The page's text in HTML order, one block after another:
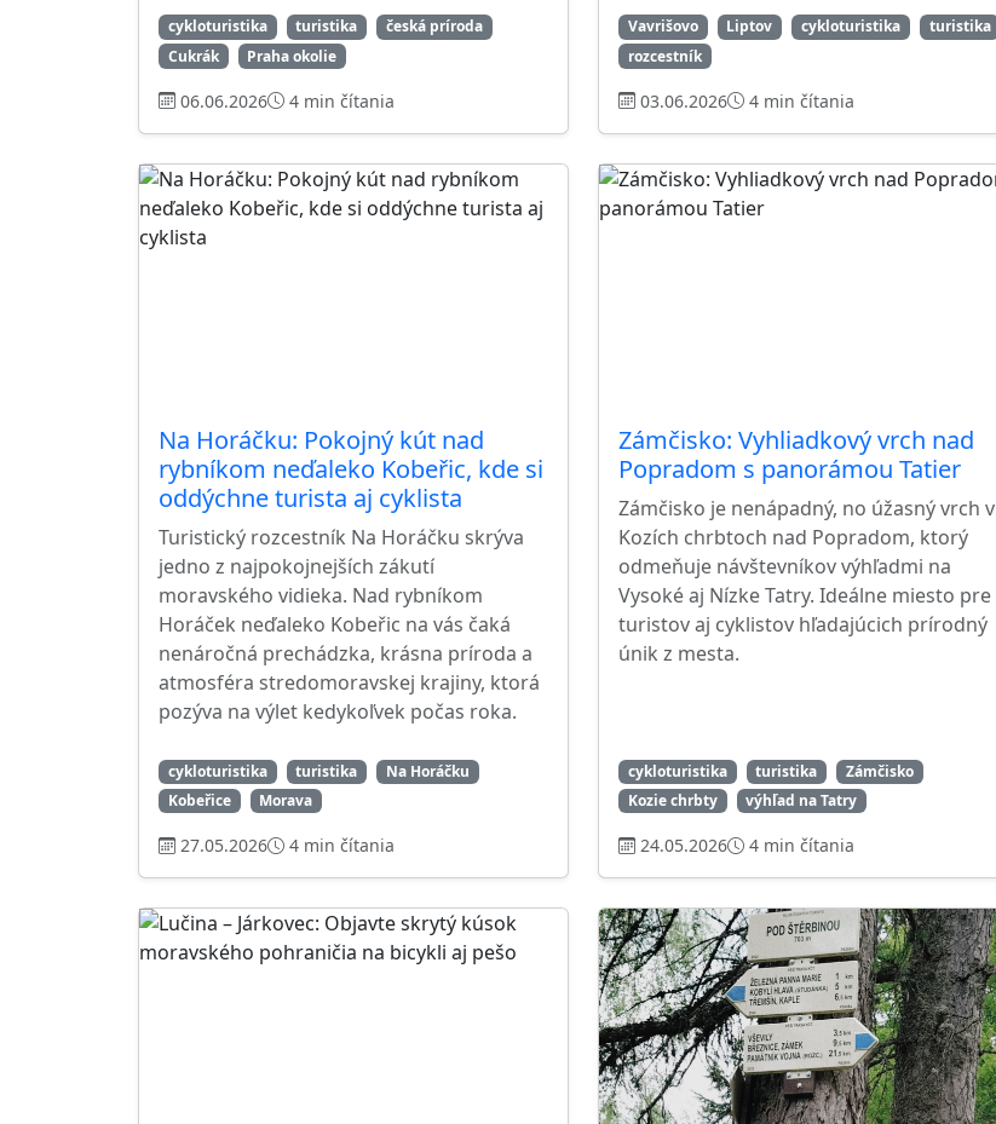
cykloturistika turistika
česká príroda
Cukrák
Praha okolie
06.06.2026 4 min čítania
Vavrišovo Liptov cykloturistika
turistika
rozcestník
03.06.2026 4 min čítania
Na Horáčku: Pokojný kút nad
rybníkom neďaleko Kobeřic, kde si
oddýchne turista aj cyklista
Turistický rozcestník Na Horáčku skrýva
jedno z najpokojnejších zákutí
moravského vidieka. Nad rybníkom
Horáček neďaleko Kobeřic na vás čaká
nenáročná prechádzka, krásna príroda a
atmosféra stredomoravskej krajiny, ktorá
pozýva na výlet kedykoľvek počas roka.
cykloturistika turistika
Na Horáčku
Kobeřice
Morava
27.05.2026 4 min čítania
Zámčisko: Vyhliadkový vrch nad
Popradom s panorámou Tatier
Zámčisko je nenápadný, no úžasný vrch v
Kozích chrbtoch nad Popradom, ktorý
odmeňuje návštevníkov výhľadmi na
Vysoké aj Nízke Tatry. Ideálne miesto pre
turistov aj cyklistov hľadajúcich prírodný
únik z mesta.
cykloturistika turistika
Zámčisko
Kozie chrbty
výhľad na Tatry
24.05.2026 4 min čítania